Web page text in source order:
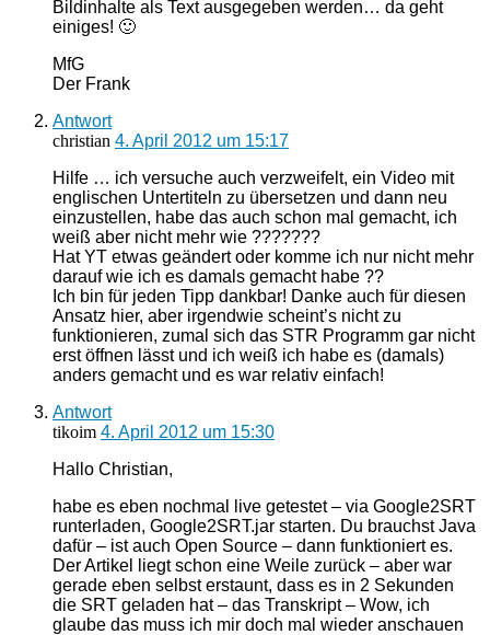
Bildinhalte als Text ausgegeben werden… da geht
einiges! 🙂
MfG
Der Frank
Antwort
christian 4. April 2012 um 15:17
Hilfe … ich versuche auch verzweifelt, ein Video mit
englischen Untertiteln zu übersetzen und dann neu
einzustellen, habe das auch schon mal gemacht, ich
weiß aber nicht mehr wie ???????
Hat YT etwas geändert oder komme ich nur nicht mehr
darauf wie ich es damals gemacht habe ??
Ich bin für jeden Tipp dankbar! Danke auch für diesen
Ansatz hier, aber irgendwie scheint’s nicht zu
funktionieren, zumal sich das STR Programm gar nicht
erst öffnen lässt und ich weiß ich habe es (damals)
anders gemacht und es war relativ einfach!
Antwort
tikoim 4. April 2012 um 15:30
Hallo Christian,
habe es eben nochmal live getestet – via Google2SRT
runterladen, Google2SRT.jar starten. Du brauchst Java
dafür – ist auch Open Source – dann funktioniert es.
Der Artikel liegt schon eine Weile zurück – aber war
gerade eben selbst erstaunt, dass es in 2 Sekunden
die SRT geladen hat – das Transkript – Wow, ich
glaube das muss ich mir doch mal wieder anschauen